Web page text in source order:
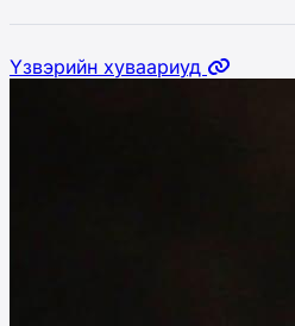
Үзвэрийн хуваариуд